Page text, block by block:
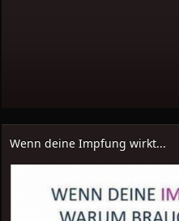
Wenn deine Impfung wirkt...